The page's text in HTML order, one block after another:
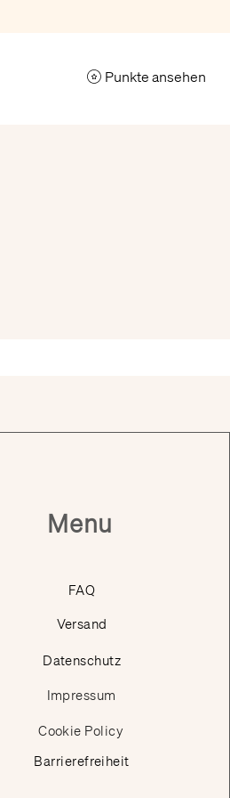
Punkte ansehen
Menu
FAQ
Versand
Datenschutz
Impressum
Cookie Policy
Barrierefreiheit